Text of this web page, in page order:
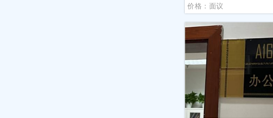
价格：面议